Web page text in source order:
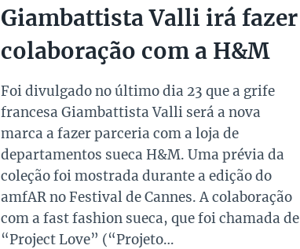
Giambattista Valli irá fazer
colaboração com a H&M
Foi divulgado no último dia 23 que a grife
francesa Giambattista Valli será a nova
marca a fazer parceria com a loja de
departamentos sueca H&M. Uma prévia da
coleção foi mostrada durante a edição do
amfAR no Festival de Cannes. A colaboração
com a fast fashion sueca, que foi chamada de
“Project Love” (“Projeto…